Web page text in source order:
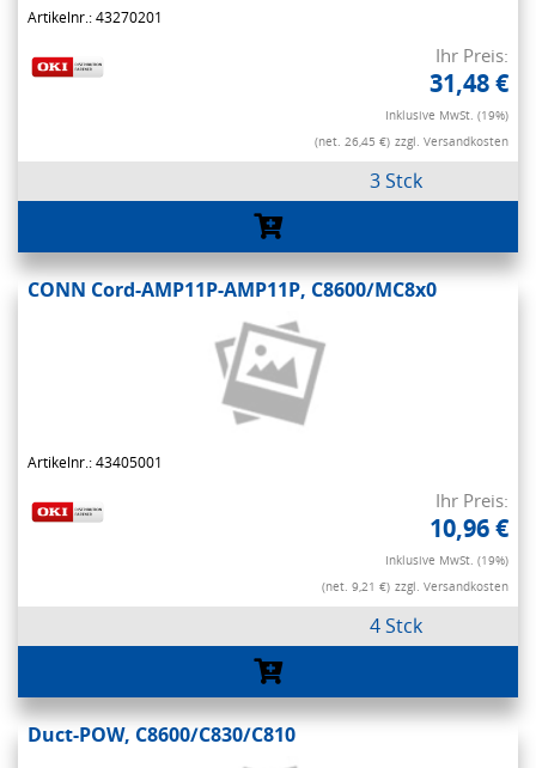
Artikelnr.: 43270201
Ihr Preis:
31,48 €
Inklusive MwSt. (19%)
(net. 26,45 €) zzgl. Versandkosten
3 Stck
CONN Cord-AMP11P-AMP11P, C8600/MC8x0
Artikelnr.: 43405001
Ihr Preis:
10,96 €
Inklusive MwSt. (19%)
(net. 9,21 €) zzgl. Versandkosten
4 Stck
Duct-POW, C8600/C830/C810